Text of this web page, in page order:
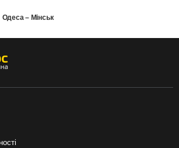
Одеса – Мінськ